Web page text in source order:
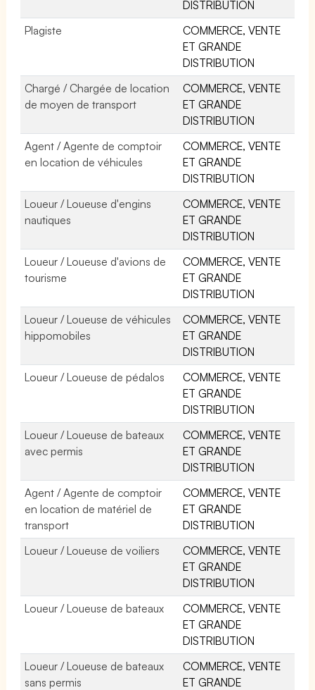
DISTRIBUTION
Plagiste
COMMERCE, VENTE
ET GRANDE
DISTRIBUTION
Chargé / Chargée de location
de moyen de transport
COMMERCE, VENTE
ET GRANDE
DISTRIBUTION
Agent / Agente de comptoir
en location de véhicules
COMMERCE, VENTE
ET GRANDE
DISTRIBUTION
Loueur / Loueuse d'engins
nautiques
COMMERCE, VENTE
ET GRANDE
DISTRIBUTION
Loueur / Loueuse d'avions de
tourisme
COMMERCE, VENTE
ET GRANDE
DISTRIBUTION
Loueur / Loueuse de véhicules
hippomobiles
COMMERCE, VENTE
ET GRANDE
DISTRIBUTION
Loueur / Loueuse de pédalos
COMMERCE, VENTE
ET GRANDE
DISTRIBUTION
Loueur / Loueuse de bateaux
avec permis
COMMERCE, VENTE
ET GRANDE
DISTRIBUTION
Agent / Agente de comptoir
en location de matériel de
transport
COMMERCE, VENTE
ET GRANDE
DISTRIBUTION
Loueur / Loueuse de voiliers
COMMERCE, VENTE
ET GRANDE
DISTRIBUTION
Loueur / Loueuse de bateaux
COMMERCE, VENTE
ET GRANDE
DISTRIBUTION
Loueur / Loueuse de bateaux
sans permis
COMMERCE, VENTE
ET GRANDE